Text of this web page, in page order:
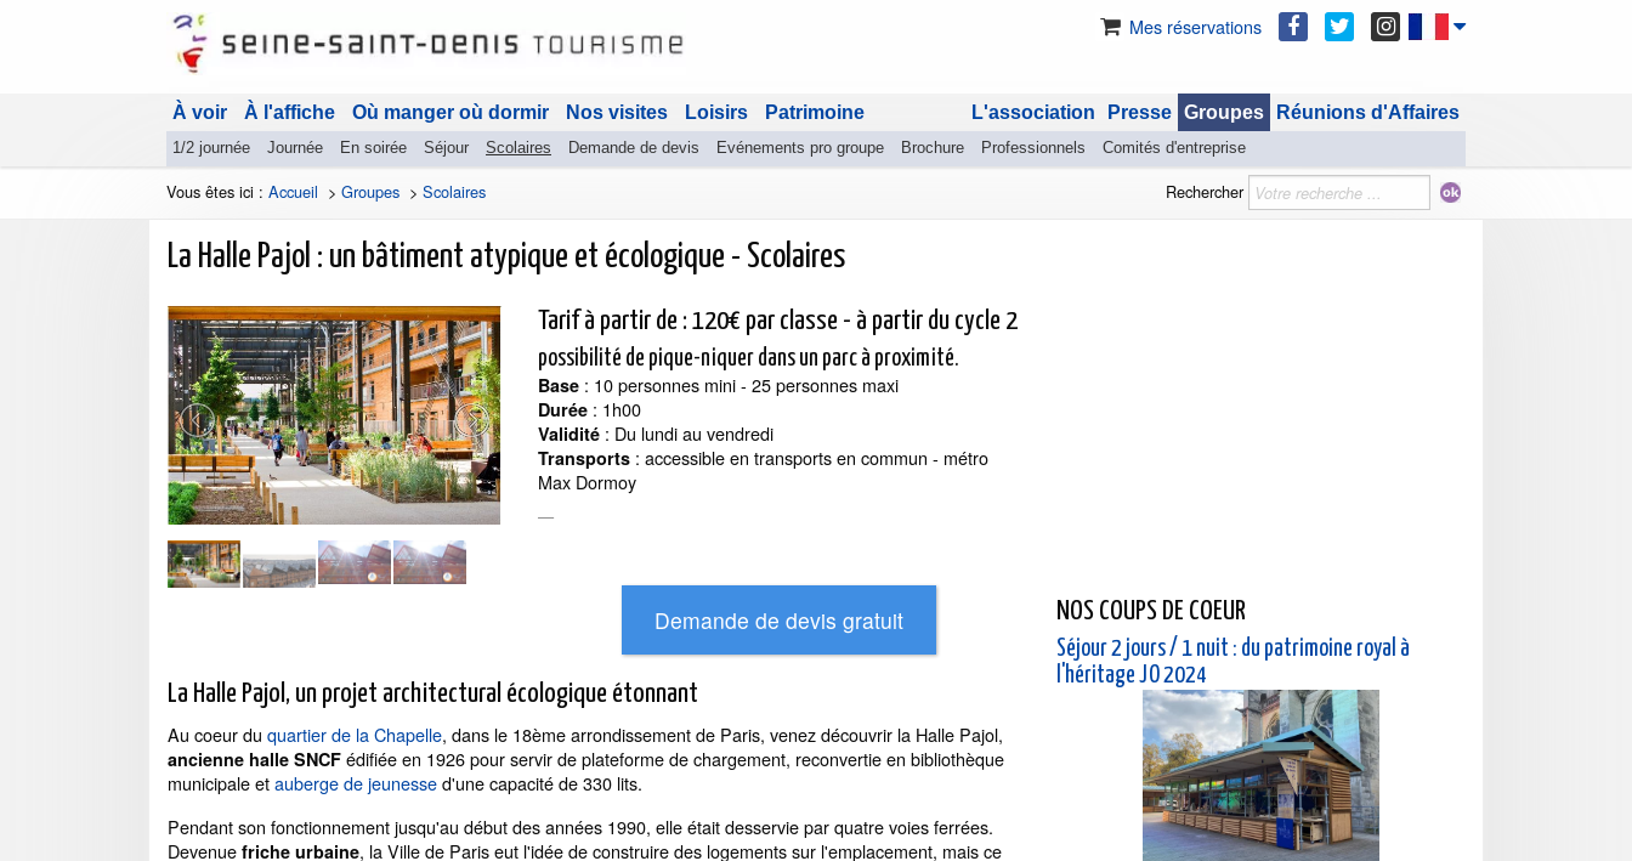
Mes réservations
À voir À l'affiche Où manger où dormir Nos visites Loisirs Patrimoine Réunions d'Affaires
Groupes
1/2 journée Journée En soirée Séjour Scolaires Demande de devis Evénements pro groupe Brochure Professionnels Comités d'entreprise
Presse
L'association
Vous êtes ici : Accueil > Groupes > Scolaires Rechercher
La Halle Pajol : un bâtiment atypique et écologique - Scolaires
Tarif à partir de : 120€ par classe - à partir du cycle 2
possibilité de pique-niquer dans un parc à proximité.
Base : 10 personnes mini - 25 personnes maxi
Durée : 1h00
Validité : Du lundi au vendredi
Transports : accessible en transports en commun - métro
Max Dormoy
La Halle Pajol, un projet architectural écologique étonnant
Au coeur du quartier de la Chapelle, dans le 18ème arrondissement de Paris, venez découvrir la Halle Pajol,
ancienne halle SNCF édifiée en 1926 pour servir de plateforme de chargement, reconvertie en bibliothèque
municipale etauberge de jeunessed'une capacité de 330 lits.
Pendant son fonctionnement jusqu'au début des années 1990, elle était desservie par quatre voies ferrées.
Devenue friche urbaine, la Ville de Paris eut l'idée de construire des logements sur l'emplacement, mais ce
NOS COUPS DE COEUR
Séjour 2 jours / 1 nuit : du patrimoine royal à
l'héritage JO 2024